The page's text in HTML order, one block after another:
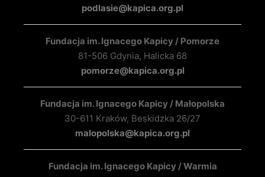
podlasie@kapica.org.pl
Fundacja im. Ignacego Kapicy / Pomorze
81-506 Gdynia, Halicka 68
pomorze@kapica.org.pl
Fundacja im. Ignacego Kapicy / Małopolska
30-611 Kraków, Beskidzka 26/27
malopolska@kapica.org.pl
Fundacja im. Ignacego Kapicy / Warmia